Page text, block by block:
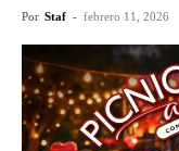
Por Staf - febrero 11, 2026